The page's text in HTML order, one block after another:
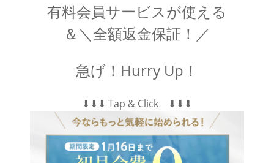
有料会員サービスが使える
＆＼全額返金保証！／
急げ！Hurry Up！
⬇︎⬇︎⬇︎ Tap & Click ⬇︎⬇︎⬇︎